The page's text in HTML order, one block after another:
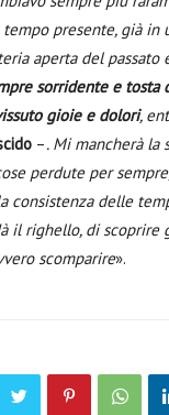
presente, già in
aperta del passato
sorridente e tosta
gioie e dolori,
–. Mi mancherà la
perdute per
consistenza delle
il righello, di scoprire
scomparire».